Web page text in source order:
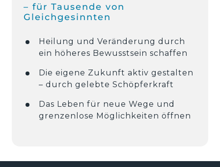
– für Tausende
Gleichgesinnten
Heilung und Veränderung durch
ein höheres Bewusstsein schaffen
Die eigene Zukunft aktiv gestalten
– durch gelebte Schöpferkraft
Das Leben für neue Wege und
grenzenlose Möglichkeiten öffnen